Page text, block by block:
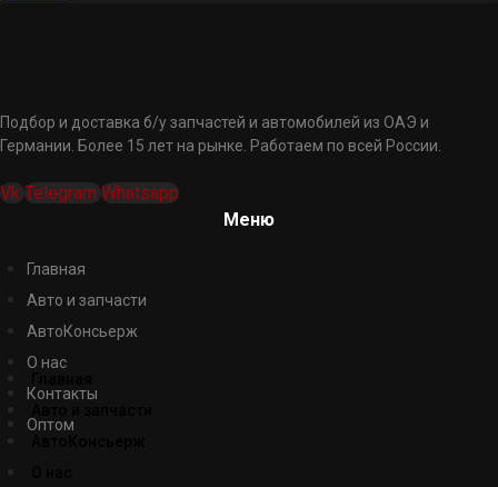
Подбор и доставка б/у запчастей и автомобилей из ОАЭ и
Германии. Более 15 лет на рынке. Работаем по всей России.
Vk Telegram Whatsapp
Меню
Главная
Авто и запчасти
АвтоКонсьерж
О нас
Контакты
Оптом